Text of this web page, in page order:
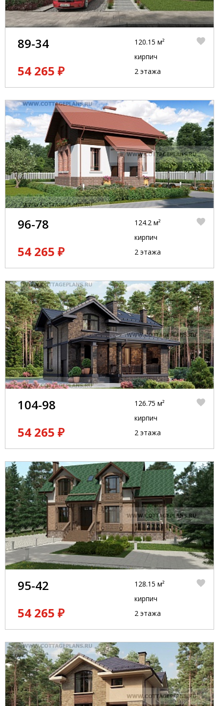
89-34
54 265 ₽
120.15 м²
кирпич
2 этажа
96-78
54 265 ₽
124.2 м²
кирпич
2 этажа
104-98
54 265 ₽
126.75 м²
кирпич
2 этажа
95-42
54 265 ₽
128.15 м²
кирпич
2 этажа